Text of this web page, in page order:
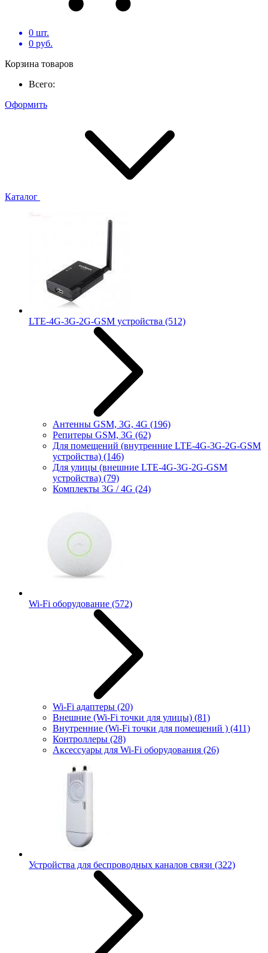
0 шт.
0 руб.
Корзина товаров
Всего:
Оформить
Каталог
LTE-4G-3G-2G-GSM устройства (512)
Антенны GSM, 3G, 4G (196)
Репитеры GSM, 3G (62)
Для помещений (внутренние LTE-4G-3G-2G-GSM
устройства) (146)
Для улицы (внешние LTE-4G-3G-2G-GSM
устройства) (79)
Комплекты 3G / 4G (24)
Wi-Fi оборудование (572)
Wi-Fi адаптеры (20)
Внешние (Wi-Fi точки для улицы) (81)
Внутренние (Wi-Fi точки для помещений ) (411)
Контроллеры (28)
Аксессуары для Wi-Fi оборудования (26)
Устройства для беспроводных каналов связи (322)